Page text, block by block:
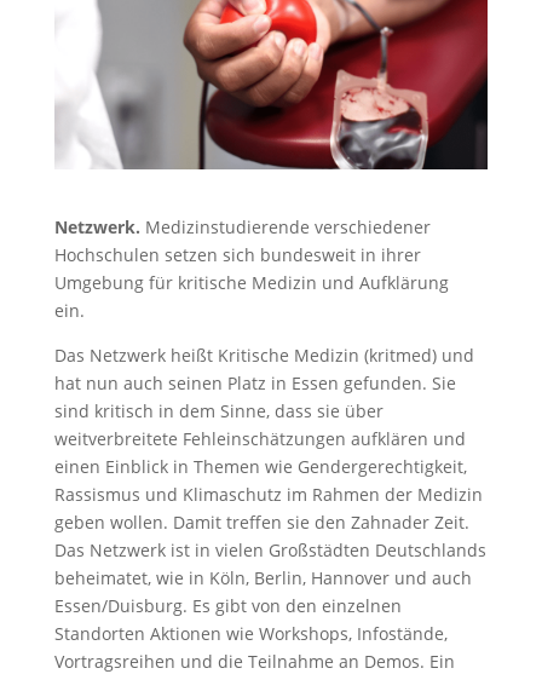
Netzwerk. Medizinstudierende verschiedener
Hochschulen setzen sich bundesweit in ihrer
Umgebung für kritische Medizin und Aufklärung
ein.
Das Netzwerk heißt Kritische Medizin (kritmed) und
hat nun auch seinen Platz in Essen gefunden. Sie
sind kritisch in dem Sinne, dass sie über
weitverbreitete Fehleinschätzungen aufklären und
einen Einblick in Themen wie Gendergerechtigkeit,
Rassismus und Klimaschutz im Rahmen der Medizin
geben wollen. Damit treffen sie den Zahnader Zeit.
Das Netzwerk ist in vielen Großstädten Deutschlands
beheimatet, wie in Köln, Berlin, Hannover und auch
Essen/Duisburg. Es gibt von den einzelnen
Standorten Aktionen wie Workshops, Infostände,
Vortragsreihen und die Teilnahme an Demos. Ein